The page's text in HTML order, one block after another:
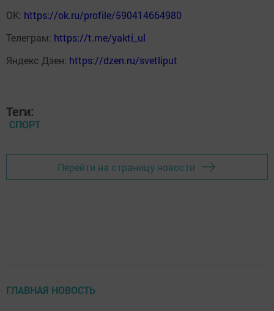
ОК: https://ok.ru/profile/590414664980
Телеграм: https://t.me/yakti_ul
Яндекс Дзен: https://dzen.ru/svetliput
Теги:
СПОРТ
Перейти на страницу новости
ГЛАВНАЯ НОВОСТЬ